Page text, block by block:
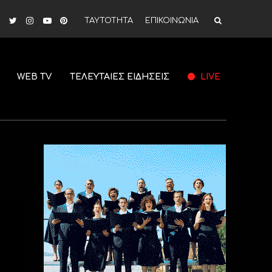
ΤΑΥΤΟΤΗΤΑ ΕΠΙΚΟΙΝΩΝΙΑ
WEB TV ΤΕΛΕΥΤΑΙΕΣ ΕΙΔΗΣΕΙΣ LIVE